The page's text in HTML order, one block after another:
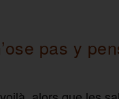
pas y